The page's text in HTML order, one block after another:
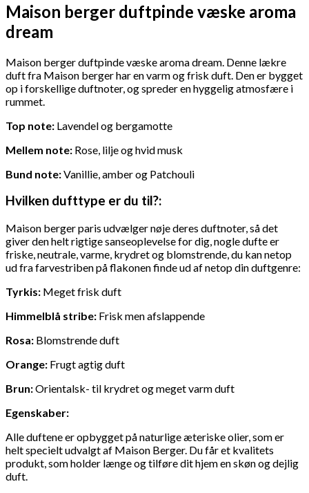
Maison berger duftpinde væske aroma
dream
Maison berger duftpinde væske aroma dream. Denne lækre
duft fra Maison berger har en varm og frisk duft. Den er bygget
op i forskellige duftnoter, og spreder en hyggelig atmosfære i
rummet.
Top note: Lavendel og bergamotte
Mellem note: Rose, lilje og hvid musk
Bund note:Vanillie, amber og Patchouli
Hvilken dufttype er du til?:
Maison berger paris udvælger nøje deres duftnoter, så det
giver den helt rigtige sanseoplevelse for dig, nogle dufte er
friske, neutrale, varme, krydret og blomstrende, du kan netop
ud fra farvestriben på flakonen finde ud af netop din duftgenre:
Tyrkis: Meget frisk duft
Himmelblå stribe: Frisk men afslappende
Rosa: Blomstrende duft
Orange: Frugt agtig duft
Brun:Orientalsk- til krydret og meget varm duft
Egenskaber:
Alle duftene er opbygget på naturlige æteriske olier, som er
helt specielt udvalgt af Maison Berger. Du får et kvalitets
produkt, som holder længe og tilføre dit hjem en skøn og dejlig
duft.